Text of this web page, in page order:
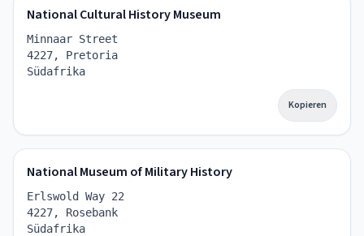
National Cultural History Museum
Minnaar Street
4227, Pretoria
Südafrika
Kopieren
National Museum of Military History
Erlswold Way 22
4227, Rosebank
Südafrika